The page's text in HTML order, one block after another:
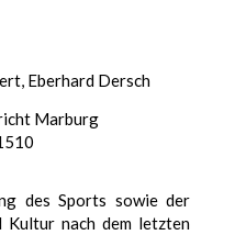
Eberhard Dersch
Marburg
des Sports sowie der
Kultur nach dem letzten